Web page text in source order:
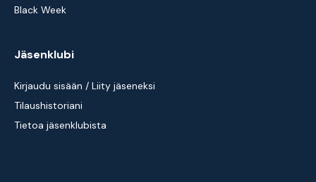
Black Week
Jäsenklubi
Kirjaudu sisään / Liity jäseneksi
Tilaushistoriani
Tietoa jäsenklubista